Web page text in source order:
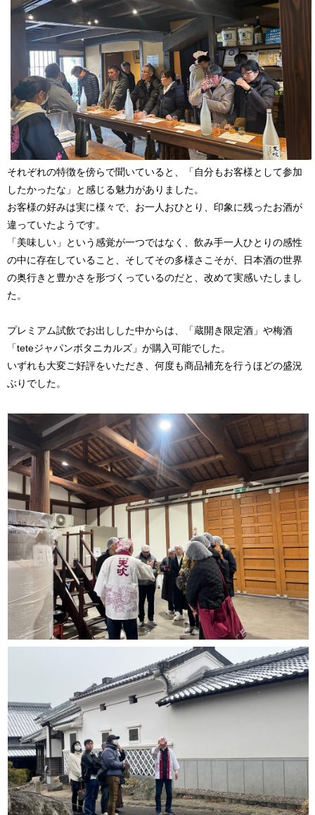
それぞれの特徴を傍らで聞いていると、「自分もお客様として参加
したかったな」と感じる魅力がありました。
お客様の好みは実に様々で、お一人おひとり、印象に残ったお酒が
違っていたようです。
「美味しい」という感覚が一つではなく、飲み手一人ひとりの感性
の中に存在していること、そしてその多様さこそが、日本酒の世界
の奥行きと豊かさを形づくっているのだと、改めて実感いたしまし
た。
プレミアム試飲でお出しした中からは、「蔵開き限定酒」や梅酒
「teteジャパンボタニカルズ」が購入可能でした。
いずれも大変ご好評をいただき、何度も商品補充を行うほどの盛況
ぶりでした。